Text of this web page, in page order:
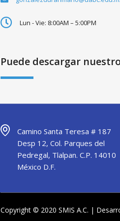
Lun - Vie: 8:00AM – 5:00PM
Puede descargar
Camino Santa Teresa # 187
Desp 12, Col. Parques del
Pedregal, Tlalpan. C.P. 14010
México D.F.
Copyright © 2020 SMIS A.C. |